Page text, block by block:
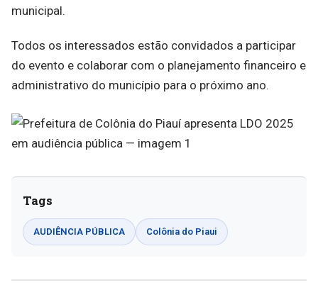
municipal.
Todos os interessados estão convidados a participar
do evento e colaborar com o planejamento financeiro e
administrativo do município para o próximo ano.
Tags
AUDIÊNCIA PÚBLICA Colônia do Piaui